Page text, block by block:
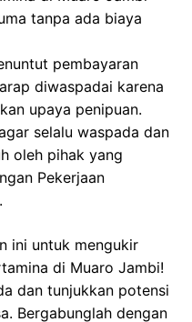
tanpa ada biaya
pembayaran
diwaspadai karena
upaya penipuan.
selalu waspada dan
oleh pihak yang
Pekerjaan
ini untuk mengukir
di Muaro Jambi!
dan tunjukkan potensi
Bergabunglah dengan